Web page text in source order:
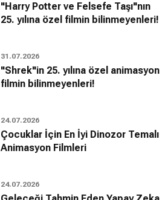
"Harry Potter ve Felsefe Taşı"nın
25. yılına özel filmin bilinmeyenleri!
31.07.2026
"Shrek"in 25. yılına özel animasyon
filmin bilinmeyenleri!
24.07.2026
Çocuklar İçin En İyi Dinozor Temalı
Animasyon Filmleri
24.07.2026